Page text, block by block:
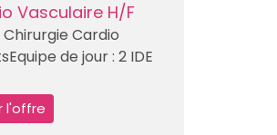
Vasculaire H/F
Cardio
de jour : 2 IDE
l'offre